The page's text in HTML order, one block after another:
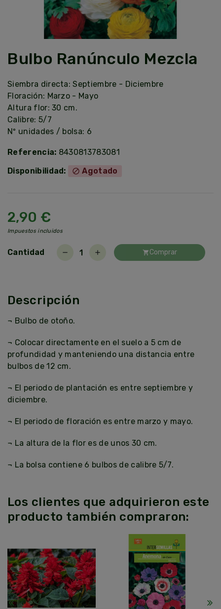
Bulbo Ranúnculo Mezcla
Siembra directa: Septiembre - Diciembre
Floración: Marzo - Mayo
Altura flor: 30 cm.
Calibre: 5/7
Nº unidades / bolsa: 6
Referencia: 8430813783081
Disponibilidad:
block Agotado
2,90 €
Impuestos incluidos
Cantidad remove add shopping_cart Comprar
Descripción
¬ Bulbo de otoño.
¬ Colocar directamente en el suelo a 5 cm de
profundidad y manteniendo una distancia entre
bulbos de 12 cm.
¬ El periodo de plantación es entre septiembre y
diciembre.
¬ El periodo de floración es entre marzo y mayo.
¬ La altura de la flor es de unos 30 cm.
¬ La bolsa contiene 6 bulbos de calibre 5/7.
Los clientes que adquirieron este
producto también compraron: